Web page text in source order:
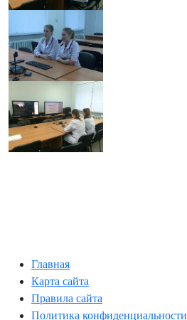
Главная
Карта сайта
Правила сайта
Политика конфиденциальности